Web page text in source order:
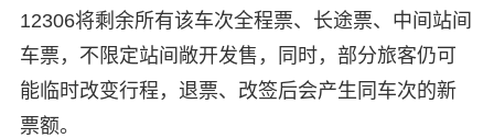
12306将剩余所有该车次全程票、长途票、中间站间
车票，不限定站间敞开发售，同时，部分旅客仍可
能临时改变行程，退票、改签后会产生同车次的新
票额。